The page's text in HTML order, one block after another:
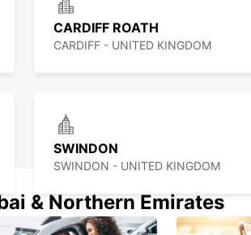
CARDIFF ROATH
CARDIFF - UNITED KINGDOM
SWINDON
SWINDON - UNITED KINGDOM
& Northern Emirates